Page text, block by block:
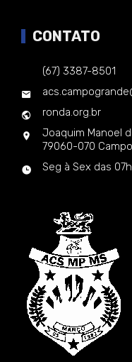
CONTATO
(67) 3387-8501
ronda.org.br
Joaquim Manoel
79060-070
Seg à Sex das